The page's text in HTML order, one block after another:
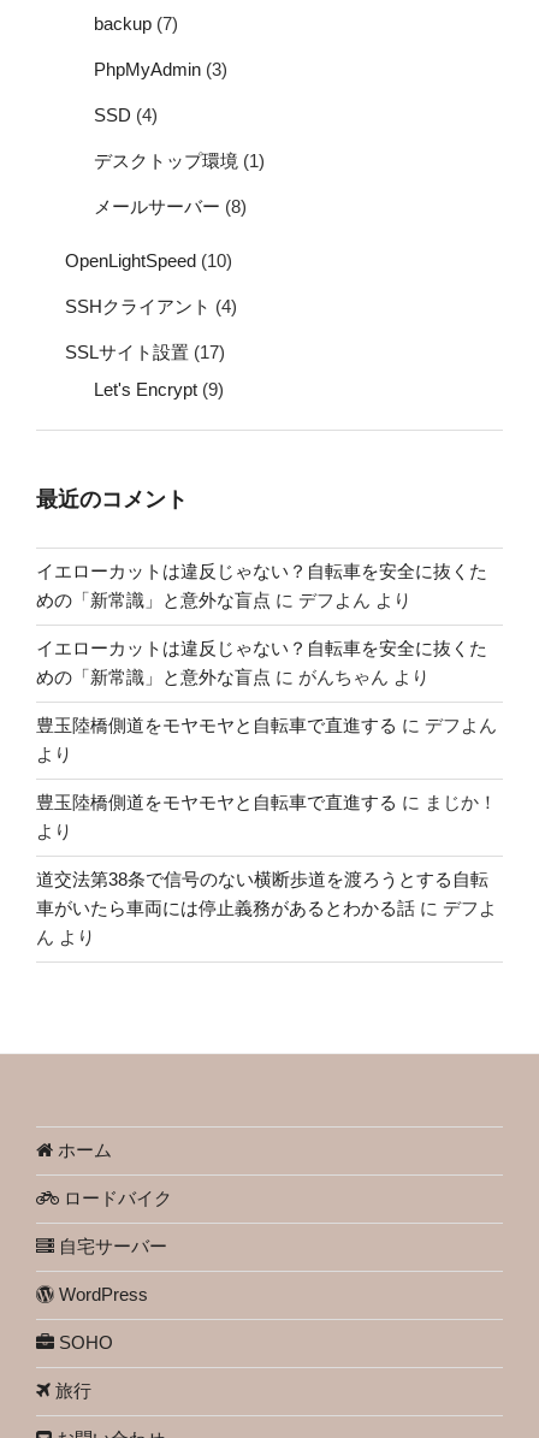
backup (7)
PhpMyAdmin (3)
SSD (4)
デスクトップ環境 (1)
メールサーバー (8)
OpenLightSpeed (10)
SSHクライアント (4)
SSLサイト設置 (17)
Let's Encrypt (9)
最近のコメント
イエローカットは違反じゃない？自転車を安全に抜くた
めの「新常識」と意外な盲点 に デフよん より
イエローカットは違反じゃない？自転車を安全に抜くた
めの「新常識」と意外な盲点 に がんちゃん より
豊玉陸橋側道をモヤモヤと自転車で直進する に デフよん
より
豊玉陸橋側道をモヤモヤと自転車で直進する に まじか！
より
道交法第38条で信号のない横断歩道を渡ろうとする自転
車がいたら車両には停止義務があるとわかる話 に デフよ
ん より
ホーム
ロードバイク
自宅サーバー
WordPress
SOHO
旅行